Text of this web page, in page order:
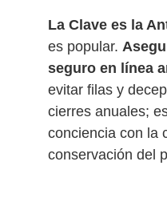
La Clave es la
es popular.
seguro en línea
evitar filas y
cierres anuales;
conciencia con la
conservación del